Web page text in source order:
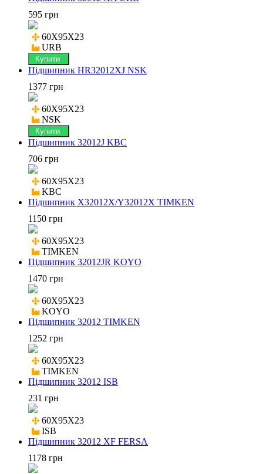
595 грн
60X95X23
URB
Купити
Підшипник HR32012XJ NSK
1377 грн
60X95X23
NSK
Купити
Підшипник 32012J KBC
706 грн
60X95X23
KBC
Підшипник X32012X/Y32012X TIMKEN
1150 грн
60X95X23
TIMKEN
Підшипник 32012JR KOYO
1470 грн
60X95X23
KOYO
Підшипник 32012 TIMKEN
1252 грн
60X95X23
TIMKEN
Підшипник 32012 ISB
231 грн
60X95X23
ISB
Підшипник 32012 XF FERSA
1178 грн